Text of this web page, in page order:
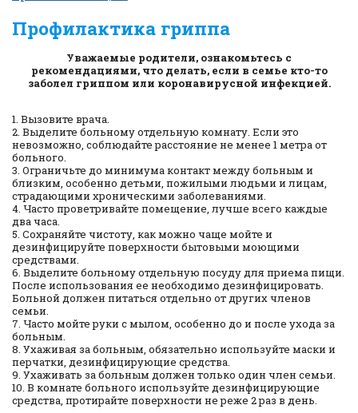
Профилактика гриппа
Уважаемые родители, ознакомьтесь с
рекомендациями, что делать, если в семье кто-то
заболел гриппом или коронавирусной инфекцией.
1. Вызовите врача.
2. Выделите больному отдельную комнату. Если это
невозможно, соблюдайте расстояние не менее 1 метра от
больного.
3. Ограничьте до минимума контакт между больным и
близким, особенно детьми, пожилыми людьми и лицам,
страдающими хроническими заболеваниями.
4. Часто проветривайте помещение, лучше всего каждые
два часа.
5. Сохраняйте чистоту, как можно чаще мойте и
дезинфицируйте поверхности бытовыми моющими
средствами.
6. Выделите больному отдельную посуду для приема пищи.
После использования ее необходимо дезинфицировать.
Больной должен питаться отдельно от других членов
семьи.
7. Часто мойте руки с мылом, особенно до и после ухода за
больным.
8. Ухаживая за больным, обязательно используйте маски и
перчатки, дезинфицирующие средства.
9. Ухаживать за больным должен только один член семьи.
10. В комнате больного используйте дезинфицирующие
средства, протирайте поверхности не реже 2 раз в день.